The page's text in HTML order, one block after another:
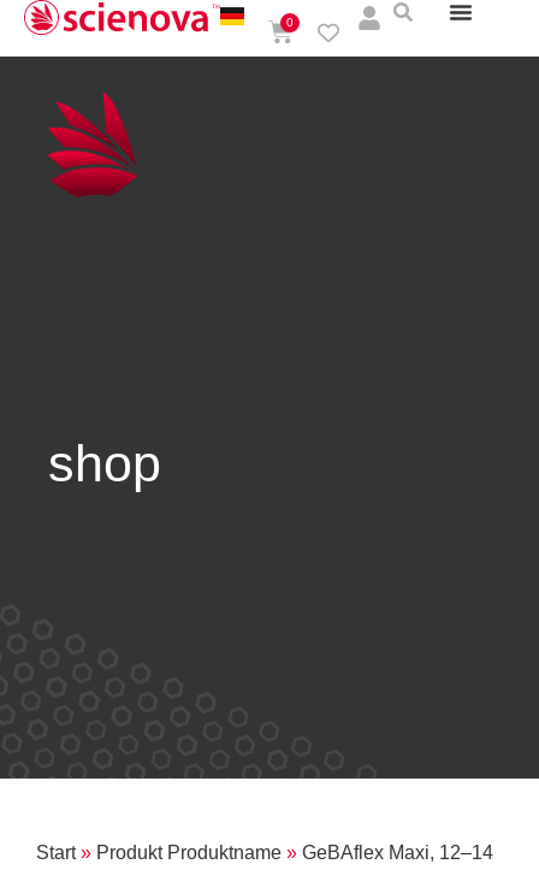
0
shop
Start » Produkt Produktname » GeBAflex Maxi, 12–14